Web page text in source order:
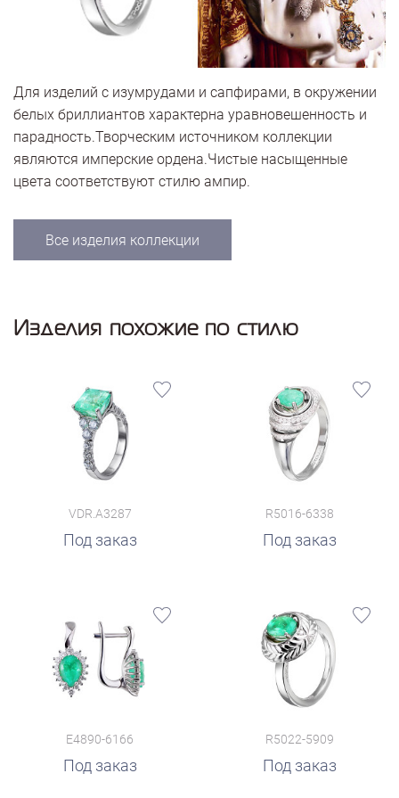
Для изделий с изумрудами и сапфирами, в окружении
белых бриллиантов характерна уравновешенность и
парадность.Творческим источником коллекции
являются имперские ордена.Чистые насыщенные
цвета соответствуют стилю ампир.
Все изделия коллекции
Изделия похожие по стилю
VDR.A3287
Под заказ
R5016-6338
Под заказ
E4890-6166
Под заказ
R5022-5909
Под заказ